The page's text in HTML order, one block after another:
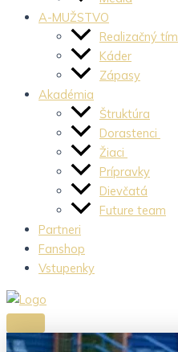
A-MUŽSTVO
Realizačný tím
Káder
Zápasy
Akadémia
Štruktúra
Dorastenci
Žiaci
Prípravky
Dievčatá
Future team
Partneri
Fanshop
Vstupenky